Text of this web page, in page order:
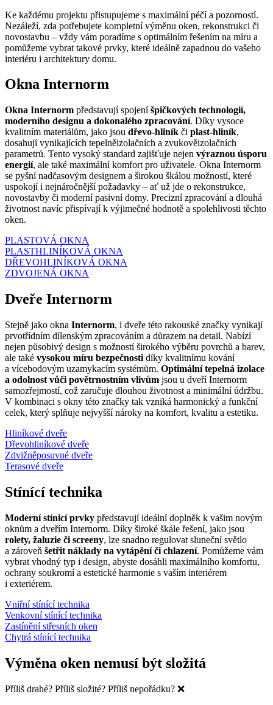
Ke každému projektu přistupujeme s maximální péčí a pozorností.
Nezáleží, zda potřebujete kompletní výměnu oken, rekonstrukci či
novostavbu – vždy vám poradíme s optimálním řešením na míru a
pomůžeme vybrat takové prvky, které ideálně zapadnou do vašeho
interiéru i architektury domu.
Okna Internorm
Okna Internorm představují spojeníšpičkových technologií,
moderního designu a dokonalého zpracování. Díky vysoce
kvalitním materiálům, jako jsou dřevo-hliník či plast-hliník,
dosahují vynikajících tepelněizolačních a zvukověizolačních
parametrů. Tento vysoký standard zajišťuje nejen výraznou úsporu
energií, ale také maximální komfort pro uživatele. Okna Internorm
se pyšní nadčasovým designem a širokou škálou možností, které
uspokojí i nejnáročnější požadavky – ať už jde o rekonstrukce,
novostavby či moderní pasivní domy. Precizní zpracování a dlouhá
životnost navíc přispívají k výjimečné hodnotě a spolehlivosti těchto
oken.
PLASTOVÁ OKNA
PLASTHLINÍKOVÁ OKNA
DŘEVOHLINÍKOVÁ OKNA
ZDVOJENÁ OKNA
Dveře Internorm
Stejně jako okna Internorm, i dveře této rakouské značky vynikají
prvotřídním dílenským zpracováním a důrazem na detail. Nabízí
nejen působivý design s možností širokého výběru povrchů a barev,
ale také vysokou míru bezpečnosti díky kvalitnímu kování
a vícebodovým uzamykacím systémům. Optimální tepelná izolace
a odolnost vůči povětrnostním vlivům jsou u dveří Internorm
samozřejmostí, což zaručuje dlouhou životnost a minimální údržbu.
V kombinaci s okny této značky tak vzniká harmonický a funkční
celek, který splňuje nejvyšší nároky na komfort, kvalitu a estetiku.
Hliníkové dveře
Dřevohliníkové dveře
Zdvižněposuvné dveře
Terasové dveře
Stínící technika
Moderní stínicí prvky představují ideální doplněk k vašim novým
oknům a dveřím Internorm. Díky široké škále řešení, jako jsou
rolety, žaluzie či screeny, lze snadno regulovat sluneční světlo
a zároveň šetřit náklady na vytápění či chlazení. Pomůžeme vám
vybrat vhodný typ i design, abyste dosáhli maximálního komfortu,
ochrany soukromí a estetické harmonie s vaším interiérem
i exteriérem.
Vniřní stínící technika
Venkovní stínící technika
Zastínění střesních oken
Chytrá stínící technika
Výměna oken nemusí být složitá
Příliš drahé? Příliš složité? Příliš nepořádku? ❌